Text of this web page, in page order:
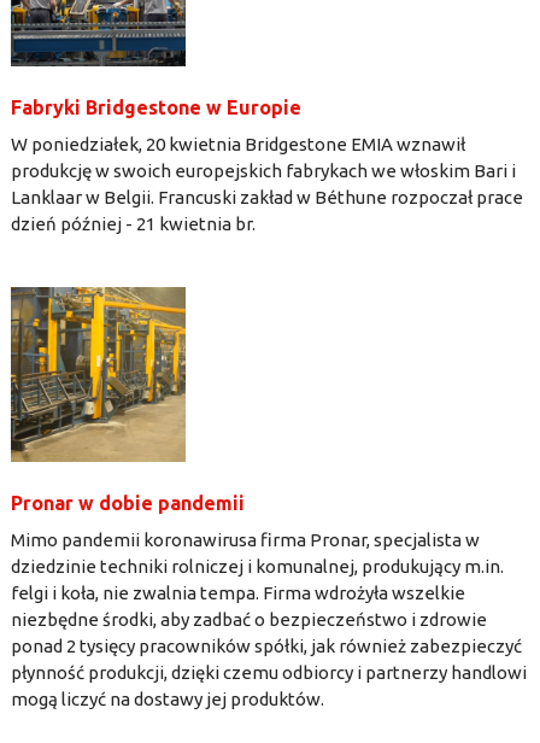
Fabryki Bridgestone w Europie
W poniedziałek, 20 kwietnia Bridgestone EMIA wznawił
produkcję w swoich europejskich fabrykach we włoskim Bari i
Lanklaar w Belgii. Francuski zakład w Béthune rozpoczał prace
dzień później - 21 kwietnia br.
Pronar w dobie pandemii
Mimo pandemii koronawirusa firma Pronar, specjalista w
dziedzinie techniki rolniczej i komunalnej, produkujący m.in.
felgi i koła, nie zwalnia tempa. Firma wdrożyła wszelkie
niezbędne środki, aby zadbać o bezpieczeństwo i zdrowie
ponad 2 tysięcy pracowników spółki, jak również zabezpieczyć
płynność produkcji, dzięki czemu odbiorcy i partnerzy handlowi
mogą liczyć na dostawy jej produktów.